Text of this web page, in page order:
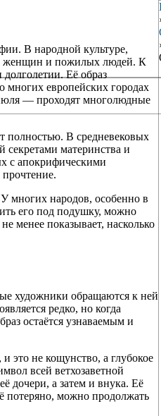
В народной культуре,
женщин и пожилых людей. К
Её образ
многих европейских городах
— проходят многолюдные
полностью. В средневековых
секретами материнства и
с апокрифическими
прочтение.
многих народов, особенно в
его под подушку, можно
менее показывает, насколько
художники обращаются к ней
редко, но когда
остаётся узнаваемым и
это не кощунство, а глубокое
всей ветхозаветной
дочери, а затем и внука. Её
потеряно, можно продолжать